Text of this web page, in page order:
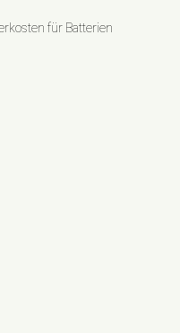
für Batterien